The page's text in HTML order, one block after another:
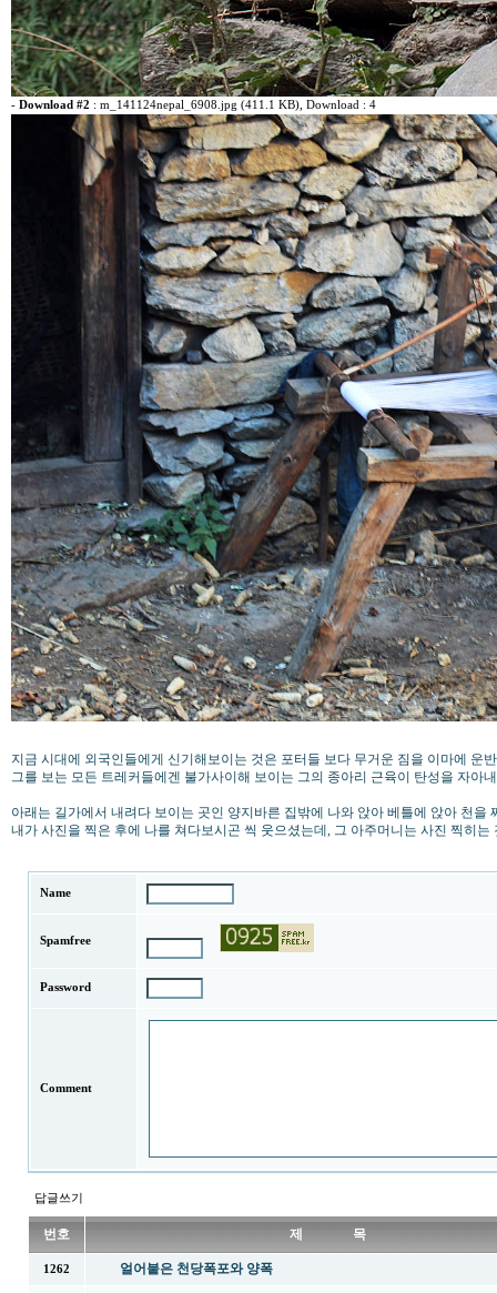
- Download #2 : m_141124nepal_6908.jpg (411.1 KB) , Download : 4
지금 시대에 외국인들에게 신기해보이는 것은 포터들 보다 무거운 짐을 이마에 운
그를 보는 모든 트레커들에겐 불가사이해 보이는 그의 종아리 근육이 탄성을 자아
아래는 길가에서 내려다 보이는 곳인 양지바른 집밖에 나와 앉아 베틀에 앉아 천을
내가 사진을 찍은 후에 나를 쳐다보시곤 씩 웃으셨는데, 그 아주머니는 사진 찍히
Name
Spamfree
Password
Comment
답글쓰기
번호 제 목
1262 얼어붙은 천당폭포와 양폭